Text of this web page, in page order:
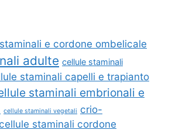
e cordone ombelicale
adulte cellule staminali
staminali capelli e trapianto
staminali embrionali e
cellule staminali vegetali crio-
staminali cordone